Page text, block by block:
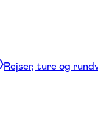
Rejser, ture og